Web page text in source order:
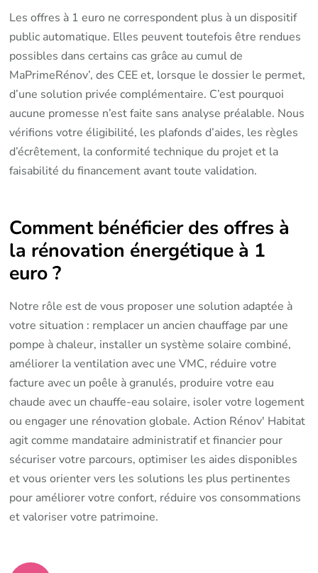
Les offres à 1 euro ne correspondent plus à un dispositif
public automatique. Elles peuvent toutefois être rendues
possibles dans certains cas grâce au cumul de
MaPrimeRénov’, des CEE et, lorsque le dossier le permet,
d’une solution privée complémentaire. C’est pourquoi
aucune promesse n’est faite sans analyse préalable. Nous
vérifions votre éligibilité, les plafonds d’aides, les règles
d’écrêtement, la conformité technique du projet et la
faisabilité du financement avant toute validation.
Comment bénéficier des offres à
la rénovation énergétique à 1
euro ?
Notre rôle est de vous proposer une solution adaptée à
votre situation : remplacer un ancien chauffage par une
pompe à chaleur, installer un système solaire combiné,
améliorer la ventilation avec une VMC, réduire votre
facture avec un poêle à granulés, produire votre eau
chaude avec un chauffe-eau solaire, isoler votre logement
ou engager une rénovation globale. Action Rénov' Habitat
agit comme mandataire administratif et financier pour
sécuriser votre parcours, optimiser les aides disponibles
et vous orienter vers les solutions les plus pertinentes
pour améliorer votre confort, réduire vos consommations
et valoriser votre patrimoine.